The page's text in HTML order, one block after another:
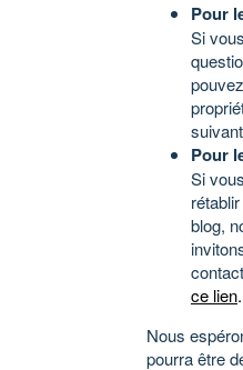
Pour
Si
suivant
Pour
Si
blog,
ce lien.
Nous
pourra être